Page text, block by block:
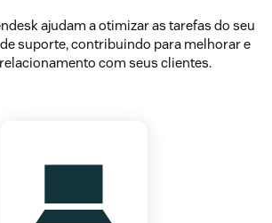
ajudam a otimizar as tarefas do seu
suporte, contribuindo para melhorar e
com seus clientes.